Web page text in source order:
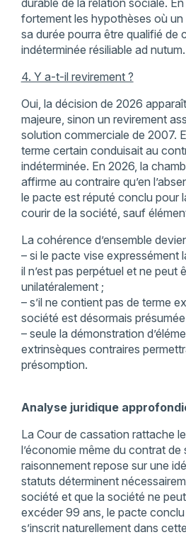
durable de la relation sociale.
fortement les hypothèses où
sa durée pourra être qualifié de
indéterminée résiliable ad nutum.
4. Y a-t-il revirement ?
Oui, la décision de 2026
majeure, sinon un revirement
solution commerciale de 2007.
terme certain conduisait au
indéterminée. En 2026, la
affirme au contraire qu’en
le pacte est réputé conclu pour
courir de la société, sauf
La cohérence d’ensemble
– si le pacte vise expressément
il n’est pas perpétuel et ne peut
unilatéralement ;
– s’il ne contient pas de terme
société est désormais
– seule la démonstration
extrinsèques contraires
présomption.
Analyse juridique
La Cour de cassation rattache
l’économie même du contrat
raisonnement repose sur une
statuts déterminent
société et que la société ne
excéder 99 ans, le pacte
s’inscrit naturellement dans